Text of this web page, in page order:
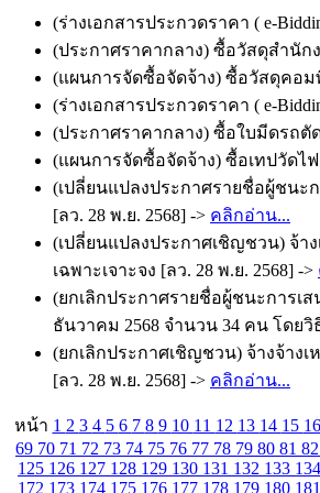
(ร่างเอกสารประกวดราคา ( e-
(ประกาศราคากลาง) ซื้อวัสดุสำนักง
(แผนการจัดซื้อจัดจ้าง) ซื้อวัสดุคอมพิ
(ร่างเอกสารประกวดราคา ( e-
(ประกาศราคากลาง) ซื้อใบมีดรถตั
(แผนการจัดซื้อจัดจ้าง) ซื้อเทปวัดไฟ
(เปลี่ยนแปลงประกาศรายชื่อผู้ชนะ
[ลว. 28 พ.ย. 2568] -> คลิกอ่าน...
(เปลี่ยนแปลงประกาศเชิญชวน) จ้า
เฉพาะเจาะจง [ลว. 28 พ.ย. 2568] ->
(ยกเลิกประกาศรายชื่อผู้ชนะการเ
ธันวาคม 2568 จำนวน 34 คน โดยวิ
(ยกเลิกประกาศเชิญชวน) จ้างจ้าง
[ลว. 28 พ.ย. 2568] -> คลิกอ่าน...
หน้า 1 2 3 4 5 6 7 8 9 10 11 12 13 14 15 16
69 70 71 72 73 74 75 76 77 78 79 80 81 82
125 126 127 128 129 130 131 132 133 134
172 173 174 175 176 177 178 179 180 181